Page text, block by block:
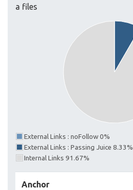
a files
External Links : noFollow 0%
External Links : Passing Juice 8.33%
Internal Links 91.67%
Anchor